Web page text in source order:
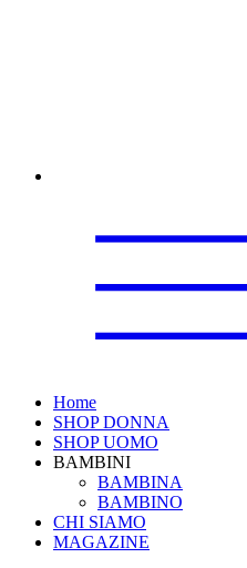
Home
SHOP DONNA
SHOP UOMO
BAMBINI
BAMBINA
BAMBINO
CHI SIAMO
MAGAZINE